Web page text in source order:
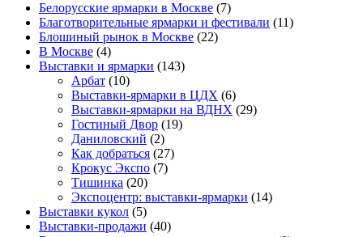
Белорусские ярмарки в Москве (7)
Благотворительные ярмарки и фестивали (11)
Блошиный рынок в Москве (22)
В Москве (4)
Выставки и ярмарки (143)
Арбат (10)
Выставки-ярмарки в ЦДХ (6)
Выставки-ярмарки на ВДНХ (29)
Гостиный Двор (19)
Даниловский (2)
Как добраться (27)
Крокус Экспо (7)
Тишинка (20)
Экспоцентр: выставки-ярмарки (14)
Выставки кукол (5)
Выставки-продажи (40)